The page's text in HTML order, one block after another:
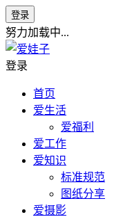
登录
努力加载中...
登录
首页
爱生活
爱福利
爱工作
爱知识
标准规范
图纸分享
爱摄影